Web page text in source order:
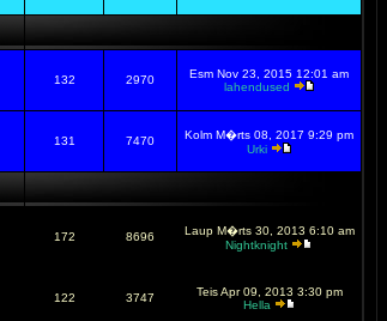
132 2970
Esm Nov 23, 2015 12:01 am
lahendused
131 7470
Kolm M�rts 08, 2017 9:29 pm
Urki
172 8696
Laup M�rts 30, 2013 6:10 am
Nightknight
122 3747
Teis Apr 09, 2013 3:30 pm
Hella